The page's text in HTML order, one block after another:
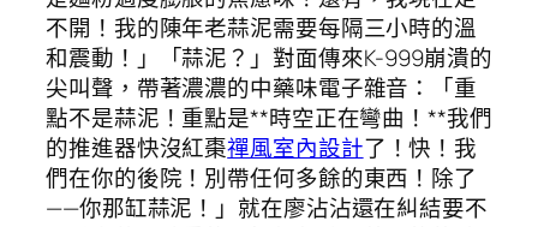
不開！我的陳年老蒜泥需要每隔三小時的溫
和震動！」「蒜泥？」對面傳來K-999崩潰的
尖叫聲，帶著濃濃的中藥味電子雜音：「重
點不是蒜泥！重點是**時空正在彎曲！**我們
的推進器快沒紅棗禪風室內設計了！快！我
們在你的後院！別帶任何多餘的東西！除了
——你那缸蒜泥！」就在廖沾沾還在糾結要不